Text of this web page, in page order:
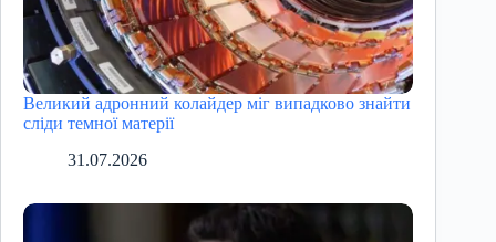
Великий адронний колайдер міг випадково знайти
сліди темної матерії
31.07.2026